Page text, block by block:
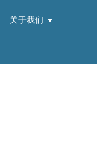
关于我们